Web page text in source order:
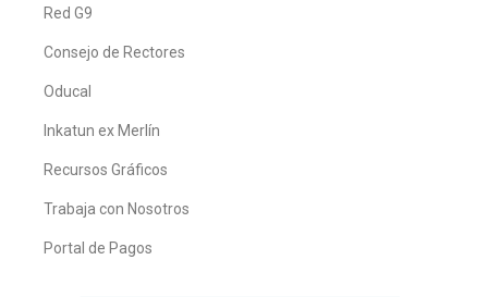
Red G9
Consejo de Rectores
Oducal
Inkatun ex Merlín
Recursos Gráficos
Trabaja con Nosotros
Portal de Pagos